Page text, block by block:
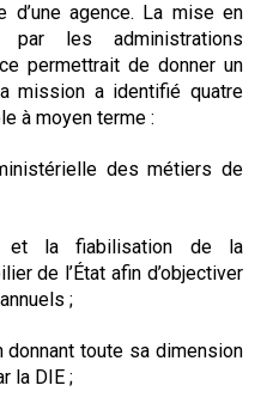
d’une agence. La mise en
les administrations
permettrait de donner un
mission a identifié quatre
à moyen terme :
des métiers de
et la fiabilisation de la
de l’État afin d’objectiver
;
donnant toute sa dimension
la DIE ;